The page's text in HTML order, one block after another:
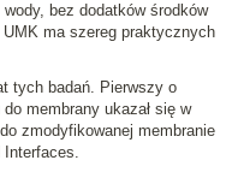
bez dodatków środków
ma szereg praktycznych
tych badań. Pierwszy o
membrany ukazał się w
zmodyfikowanej membranie
Interfaces.